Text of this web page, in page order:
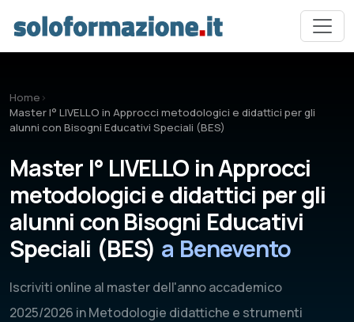
Home ›
Master I° LIVELLO in Approcci metodologici e didattici per gli
alunni con Bisogni Educativi Speciali (BES)
Master I° LIVELLO in Approcci
metodologici e didattici per gli
alunni con Bisogni Educativi
Speciali (BES) a Benevento
Iscriviti online al master dell'anno accademico
2025/2026 in Metodologie didattiche e strumenti